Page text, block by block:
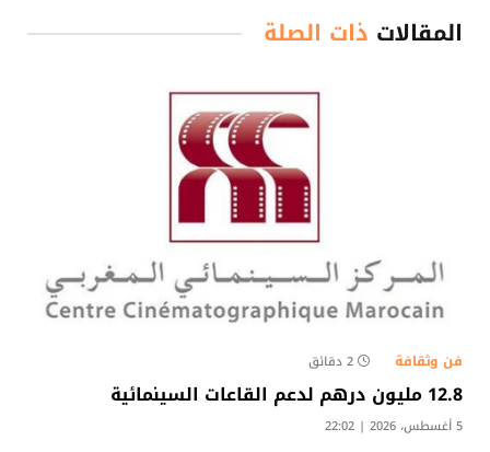
المقالات ذات الصلة
فن وثقافة 2 دقائق
12.8 مليون درهم لدعم القاعات السينمائية
5 أغسطس، 2026 | 22:02